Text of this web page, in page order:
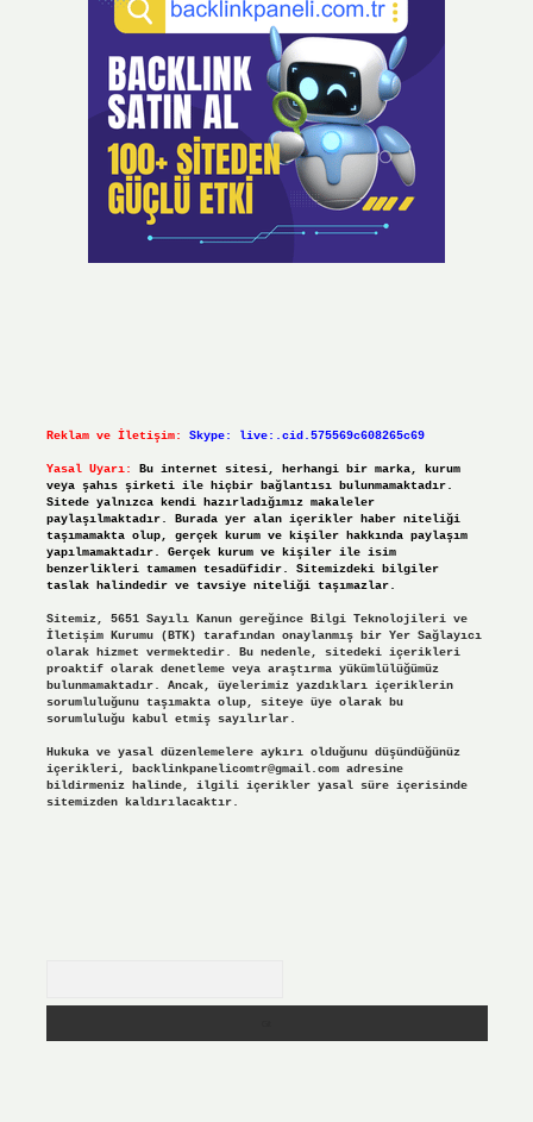
Reklam ve İletişim: Skype: live:.cid.575569c608265c69
Yasal Uyarı:
Bu internet sitesi, herhangi bir marka, kurum
veya şahıs şirketi ile hiçbir bağlantısı bulunmamaktadır.
Sitede yalnızca kendi hazırladığımız makaleler
paylaşılmaktadır. Burada yer alan içerikler haber niteliği
taşımamakta olup, gerçek kurum ve kişiler hakkında paylaşım
yapılmamaktadır. Gerçek kurum ve kişiler ile isim
benzerlikleri tamamen tesadüfidir. Sitemizdeki bilgiler
taslak halindedir ve tavsiye niteliği taşımazlar.
Sitemiz, 5651 Sayılı Kanun gereğince Bilgi Teknolojileri ve
İletişim Kurumu (BTK) tarafından onaylanmış bir Yer Sağlayıcı
olarak hizmet vermektedir. Bu nedenle, sitedeki içerikleri
proaktif olarak denetleme veya araştırma yükümlülüğümüz
bulunmamaktadır. Ancak, üyelerimiz yazdıkları içeriklerin
sorumluluğunu taşımakta olup, siteye üye olarak bu
sorumluluğu kabul etmiş sayılırlar.
Hukuka ve yasal düzenlemelere aykırı olduğunu düşündüğünüz
içerikleri, backlinkpanelicomtr@gmail.comadresine
bildirmeniz halinde, ilgili içerikler yasal süre içerisinde
sitemizden kaldırılacaktır.